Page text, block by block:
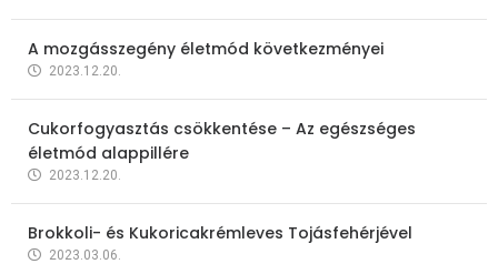
A mozgásszegény életmód következményei
2023.12.20.
Cukorfogyasztás csökkentése – Az egészséges
életmód alappillére
2023.12.20.
Brokkoli- és Kukoricakrémleves Tojásfehérjével
2023.03.06.